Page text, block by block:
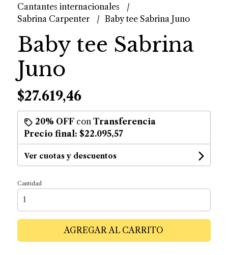
Cantantes internacionales
Sabrina Carpenter
Baby tee Sabrina Juno
Baby tee Sabrina
Juno
$27.619,46
20% OFFcon Transferencia
Precio final: $22.095,57
Ver cuotas y descuentos
Cantidad
AGREGAR AL CARRITO